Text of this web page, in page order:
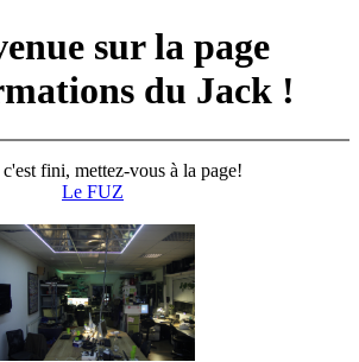
sur la page
du Jack !
fini, mettez-vous à la page!
Le FUZ